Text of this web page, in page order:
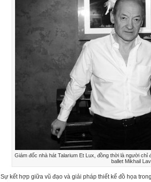
Giám đốc nhà hát Talarium Et Lux, đồng thời là người chỉ
ballet Mikhail
Sự kết hợp giữa vũ đạo và giải pháp thiết kế đồ họa